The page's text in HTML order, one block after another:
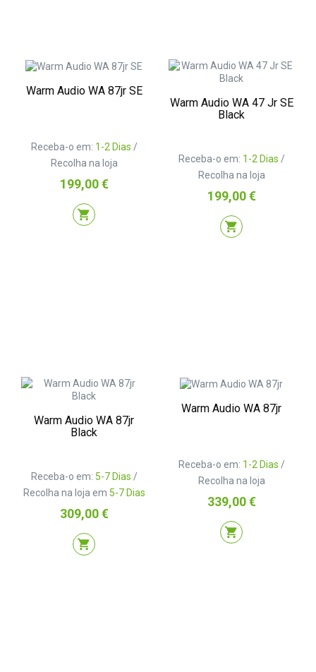
Warm Audio WA 87jr SE
Receba-o em: 1-2 Dias /
Recolha na loja
Preço
199,00 €
shopping_cart
Warm Audio WA 47 Jr SE
Black
Receba-o em: 1-2 Dias /
Recolha na loja
Preço
199,00 €
shopping_cart
Warm Audio WA 87jr
Black
Receba-o em: 5-7 Dias /
Recolha na loja em 5-7 Dias
Preço
309,00 €
shopping_cart
Warm Audio WA 87jr
Receba-o em: 1-2 Dias /
Recolha na loja
Preço
339,00 €
shopping_cart